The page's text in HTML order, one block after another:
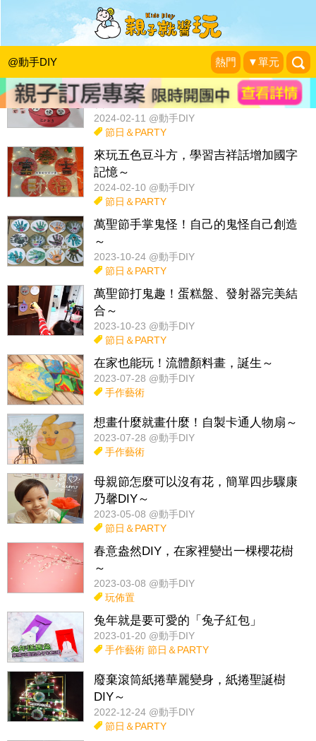
@動手DIY 熱門 ▼單元
話題： 玩具diy 收納妙方diy 玩科學
從賞花燈、吃湯圓發想，邊做邊玩邊學
習～
2024-02-11 @動手DIY
節日＆PARTY
來玩五色豆斗方，學習吉祥話增加國字
記憶～
2024-02-10 @動手DIY
節日＆PARTY
萬聖節手掌鬼怪！自己的鬼怪自己創造
～
2023-10-24 @動手DIY
節日＆PARTY
萬聖節打鬼趣！蛋糕盤、發射器完美結
合～
2023-10-23 @動手DIY
節日＆PARTY
在家也能玩！流體顏料畫，誕生～
2023-07-28 @動手DIY
手作藝術
想畫什麼就畫什麼！自製卡通人物扇～
2023-07-28 @動手DIY
手作藝術
母親節怎麼可以沒有花，簡單四步驟康
乃馨DIY～
2023-05-08 @動手DIY
節日＆PARTY
春意盎然DIY，在家裡變出一棵櫻花樹
～
2023-03-08 @動手DIY
玩佈置
兔年就是要可愛的「兔子紅包」
2023-01-20 @動手DIY
手作藝術 節日＆PARTY
廢棄滾筒紙捲華麗變身，紙捲聖誕樹
DIY～
2022-12-24 @動手DIY
節日＆PARTY